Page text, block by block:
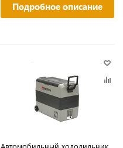
Подробное описание
Автомобильный холодильник